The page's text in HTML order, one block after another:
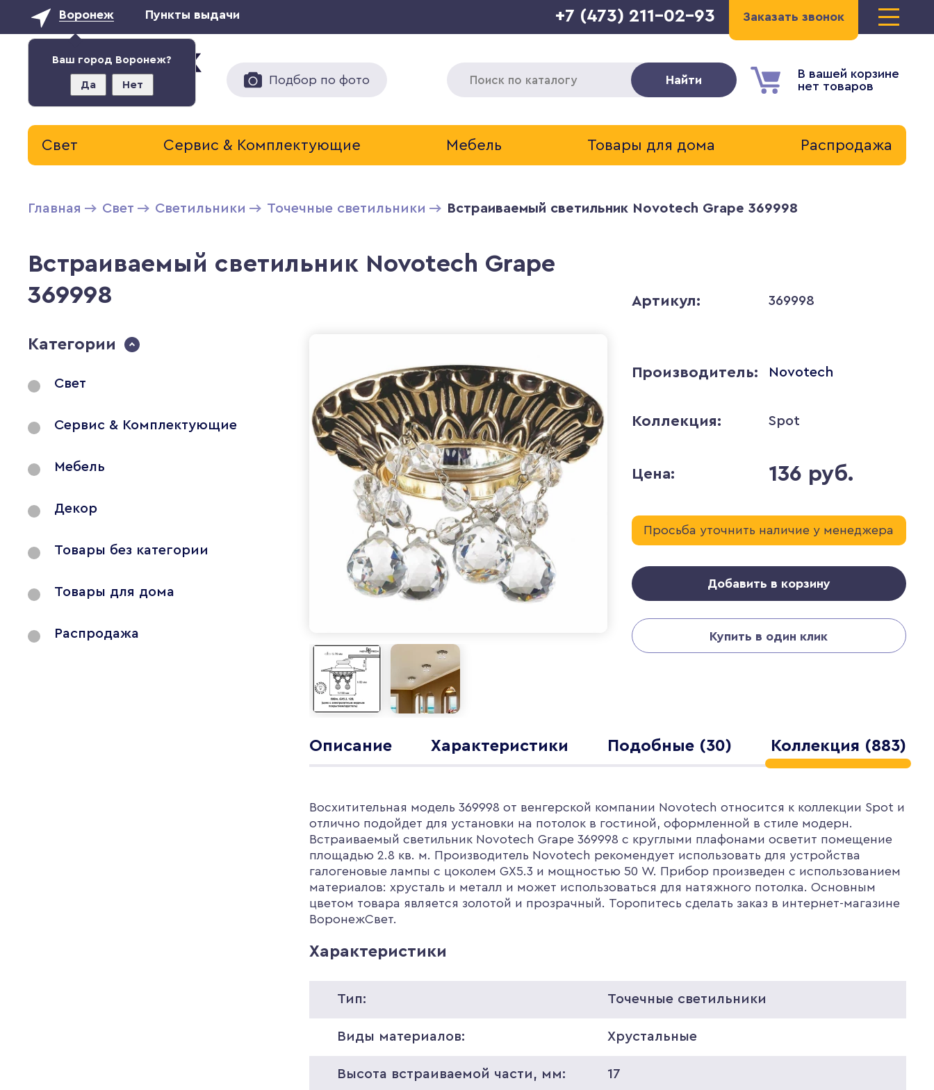
Воронеж
Ваш город Воронеж?
Да Нет
Пункты выдачи Заказать звонок
+7 (473) 211-02-93
Подбор по фото
В вашей корзине
нет товаров
Найти
Свет Сервис & Комплектующие Мебель Товары для дома Распродажа
Главная Свет Светильники Точечные светильники Встраиваемый светильник Novotech Grape 369998
Встраиваемый светильник Novotech Grape
369998
Категории
Свет
Сервис & Комплектующие
Мебель
Декор
Товары без категории
Товары для дома
Распродажа
Артикул: 369998
Производитель: Novotech
Коллекция: Spot
Цена: 136 руб.
Просьба уточнить наличие у менеджера
Добавить в корзину
Купить в один клик
Описание Характеристики Подобные (30) Коллекция (883)
Восхитительная модель 369998 от венгерской компании Novotech относится к коллекции Spot и
отлично подойдет для установки на потолок в гостиной, оформленной в стиле модерн.
Встраиваемый светильник Novotech Grape 369998 с круглыми плафонами осветит помещение
площадью 2.8 кв. м. Производитель Novotech рекомендует использовать для устройства
галогеновые лампы с цоколем GX5.3 и мощностью 50 W. Прибор произведен с использованием
материалов: хрусталь и металл и может использоваться для натяжного потолка. Основным
цветом товара является золотой и прозрачный. Торопитесь сделать заказ в интернет-магазине
ВоронежСвет.
Характеристики
Тип: Точечные светильники
Виды материалов: Хрустальные
Высота встраиваемой части, мм: 17